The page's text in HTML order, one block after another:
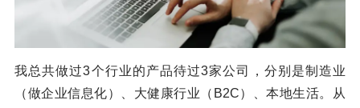
我总共做过3个行业的产品待过3家公司，分别是制造业
（做企业信息化）、大健康行业（B2C）、本地生活。从